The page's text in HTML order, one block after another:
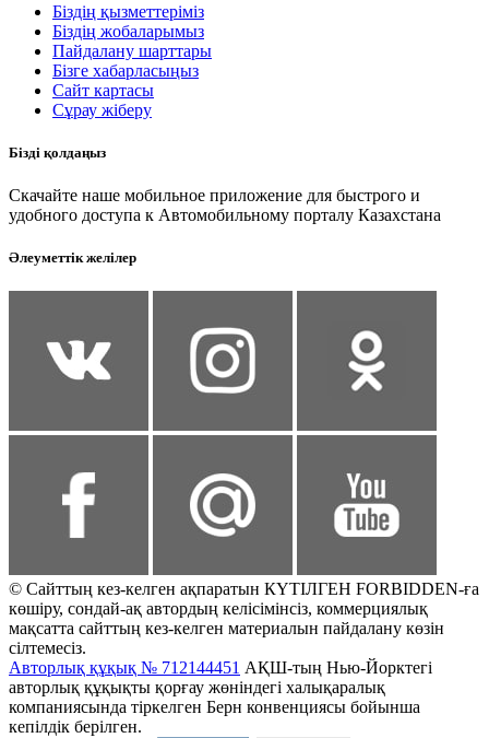
Біздің қызметтеріміз
Біздің жобаларымыз
Пайдалану шарттары
Бізге хабарласыңыз
Сайт картасы
Сұрау жіберу
Бізді қолдаңыз
Скачайте наше мобильное приложение для быстрого и
удобного доступа к Автомобильному порталу Казахстана
Әлеуметтік желілер
© Сайттың кез-келген ақпаратын КҮТІЛГЕН FORBIDDEN-ға
көшіру, сондай-ақ автордың келісімінсіз, коммерциялық
мақсатта сайттың кез-келген материалын пайдалану көзін
сілтемесіз.
Авторлық құқық № 712144451 АҚШ-тың Нью-Йорктегі
авторлық құқықты қорғау жөніндегі халықаралық
компаниясында тіркелген Берн конвенциясы бойынша
кепілдік берілген.